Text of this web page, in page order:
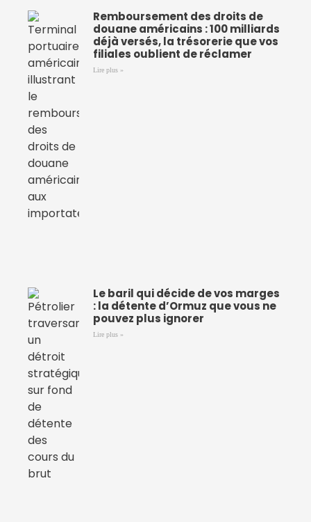
Remboursement des droits de
douane américains : 100 milliards
déjà versés, la trésorerie que vos
filiales oublient de réclamer
Lire plus »
Le baril qui décide de vos marges
: la détente d’Ormuz que vous ne
pouvez plus ignorer
Lire plus »